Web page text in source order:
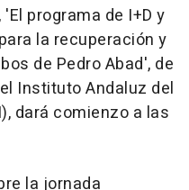
programa de I+D y
la recuperación y
de Pedro Abad', de
Instituto Andaluz del
dará comienzo a las
la jornada